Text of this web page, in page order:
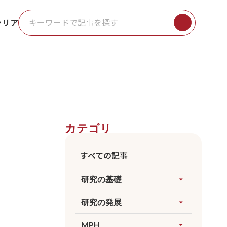
リア
カテゴリ
すべての記事
研究の基礎 arrow_drop_up
すべてを見る
研究の発展 arrow_drop_up
すべてを見る
MPH arrow_drop_up